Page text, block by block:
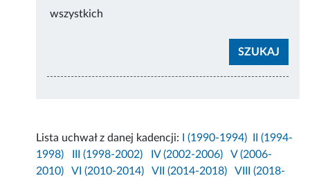
wszystkich
Lista uchwał z danej kadencji: I (1990-1994)
II (1994-
1998)
III (1998-2002) IV (2002-2006)
V (2006-
2010)
VI (2010-2014) VII (2014-2018)
VIII (2018-